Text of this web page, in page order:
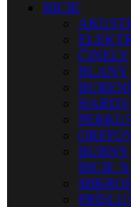
BICIE
ČINELY
BLANY
BUBNY
BICIE